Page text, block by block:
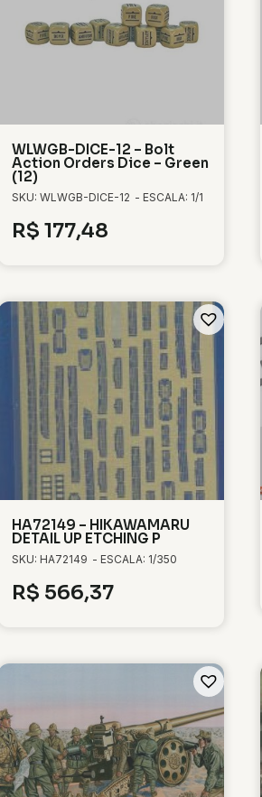
WLWGB-DICE-12 – Bolt
Action Orders Dice – Green
(12)
SKU: WLWGB-DICE-12 - ESCALA: 1/1
R$ 177,48
HA72149 – HIKAWAMARU
DETAIL UP ETCHING P
SKU: HA72149 - ESCALA: 1/350
R$ 566,37